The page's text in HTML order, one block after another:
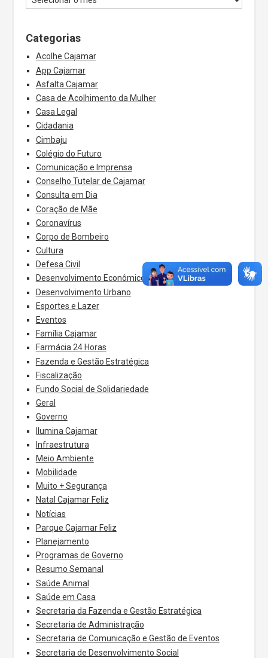
Categorias
Acolhe Cajamar
App Cajamar
Asfalta Cajamar
Casa de Acolhimento da Mulher
Casa Legal
Cidadania
Cimbaju
Colégio do Futuro
Comunicação e Imprensa
Conselho Tutelar de Cajamar
Consulta em Dia
Coração de Mãe
Coronavírus
Corpo de Bombeiro
Cultura
Defesa Civil
Desenvolvimento Econômico
Desenvolvimento Urbano
Esportes e Lazer
Eventos
Família Cajamar
Farmácia 24 Horas
Fazenda e Gestão Estratégica
Fiscalização
Fundo Social de Solidariedade
Geral
Governo
Ilumina Cajamar
Infraestrutura
Meio Ambiente
Mobilidade
Muito + Segurança
Natal Cajamar Feliz
Notícias
Parque Cajamar Feliz
Planejamento
Programas de Governo
Resumo Semanal
Saúde Animal
Saúde em Casa
Secretaria da Fazenda e Gestão Estratégica
Secretaria de Administração
Secretaria de Comunicação e Gestão de Eventos
Secretaria de Desenvolvimento Social